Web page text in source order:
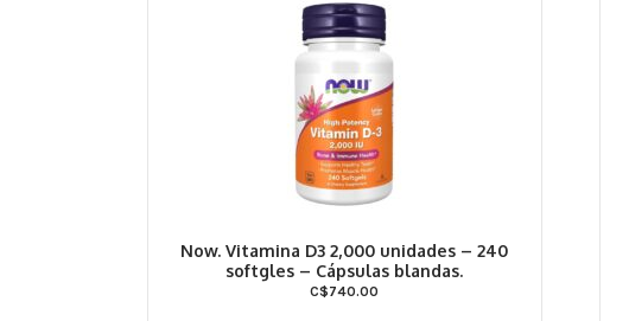
Now. Vitamina D3 2,000 unidades – 240
softgles – Cápsulas blandas.
C$740.00